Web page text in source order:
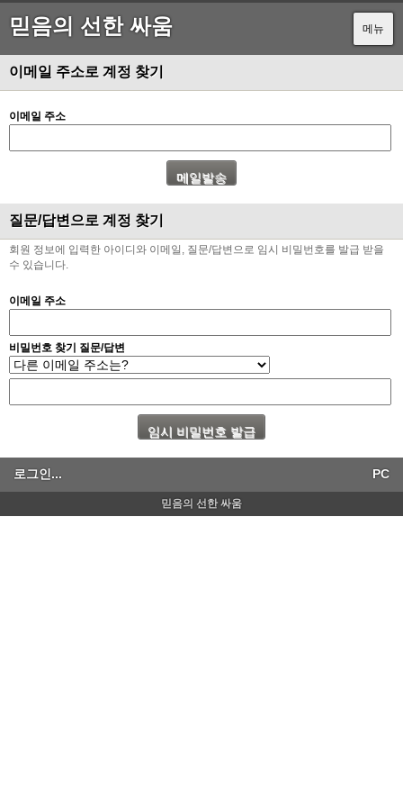
믿음의 선한 싸움 메뉴
이메일 주소로 계정 찾기
이메일 주소
질문/답변으로 계정 찾기
회원 정보에 입력한 아이디와 이메일, 질문/답변으로 임시 비밀번호를 발급 받을
수 있습니다.
이메일 주소
비밀번호 찾기 질문/답변
로그인... PC
믿음의 선한 싸움